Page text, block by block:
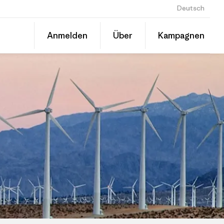
Deutsch
Anmelden Über KampagnenDiesen
Beitrag